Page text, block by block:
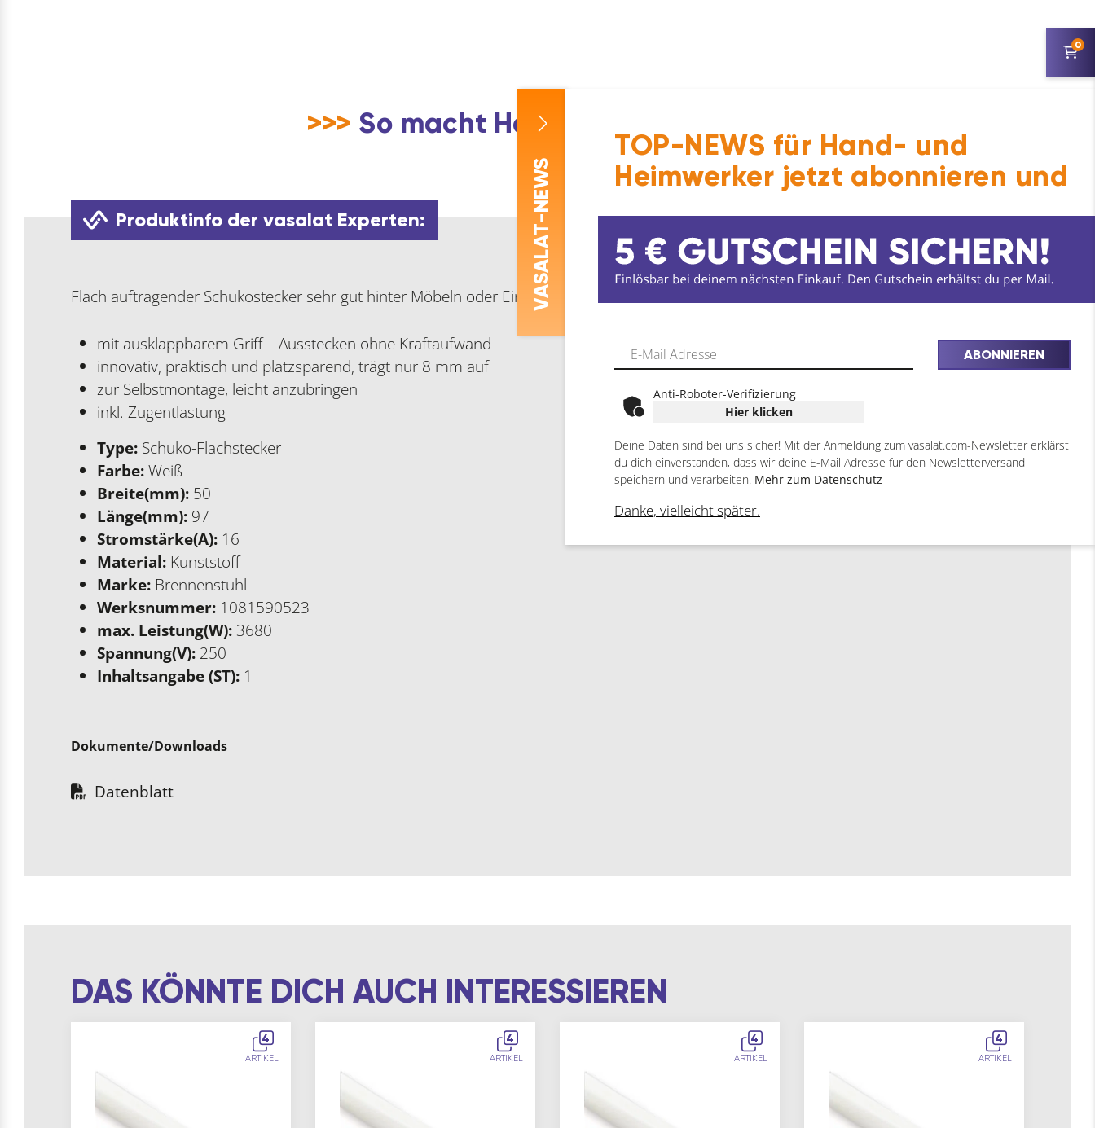
>>> So macht Handwerk Freude.
Produktinfo der vasalat Experten:
Flach auftragender Schukostecker sehr gut hinter Möbeln oder Einbaugeräten einsetzbar
mit ausklappbarem Griff – Ausstecken ohne Kraftaufwand
innovativ, praktisch und platzsparend, trägt nur 8 mm auf
zur Selbstmontage, leicht anzubringen
inkl. Zugentlastung
Type: Schuko-Flachstecker
Farbe:Weiß
Breite(mm): 50
Länge(mm): 97
Stromstärke(A): 16
Material: Kunststoff
Marke: Brennenstuhl
Werksnummer: 1081590523
max. Leistung(W): 3680
Spannung(V): 250
Inhaltsangabe (ST): 1
Dokumente/Downloads
Datenblatt
DAS KÖNNTE DICH AUCH INTERESSIEREN
4
ARTIKEL
4
ARTIKEL
4
ARTIKEL
4
ARTIKEL
0
V
ASALAT
-NEWS
TOP-NEWS für Hand- und
Heimwerker jetzt abonnieren und
ABONNIEREN
Anti-Roboter-Verifizierung
Hier klicken
Deine Daten sind bei uns sicher! Mit der Anmeldung zum vasalat.com-Newsletter erklärst
du dich einverstanden, dass wir deine E-Mail Adresse für den Newsletterversand
speichern und verarbeiten. Mehr zum Datenschutz
Danke, vielleicht später.